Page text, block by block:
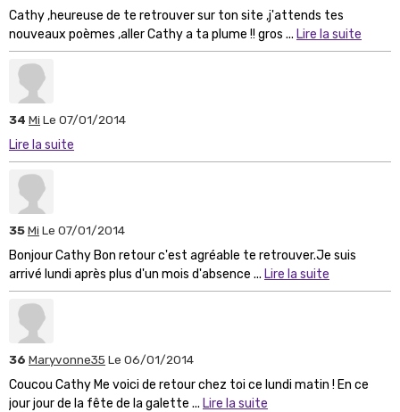
Cathy ,heureuse de te retrouver sur ton site ,j'attends tes
nouveaux poèmes ,aller Cathy a ta plume !! gros ... Lire la suite
34 Mi Le 07/01/2014
Lire la suite
35Mi Le 07/01/2014
Bonjour Cathy Bon retour c'est agréable te retrouver.Je suis
arrivé lundi après plus d'un mois d'absence ... Lire la suite
36 Maryvonne35 Le 06/01/2014
Coucou Cathy Me voici de retour chez toi ce lundi matin ! En ce
jour jour de la fête de la galette ... Lire la suite